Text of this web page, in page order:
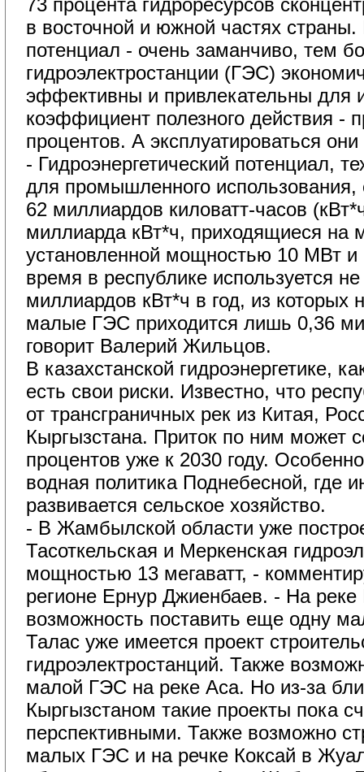
73 процента гидроресурсов
в восточной и южной частях страны.
потенциал - очень заманчиво, тем
гидроэлектростанции (ГЭС)
эффективны и привлекательны для
коэффициент полезного действия -
процентов. А эксплуатироваться
- Гидроэнергетический потенциал,
для промышленного использования,
62 миллиардов киловатт-часов
миллиарда кВт*ч, приходящиеся на
установленной мощностью 10 МВт
время в республике используется
миллиардов кВт*ч в год, из которых
малые ГЭС приходится лишь 0,36
говорит Валерий Жильцов.
В казахстанской гидроэнергетике,
есть свои риски. Известно, что
от трансграничных рек из Китая,
Кыргызстана. Приток по ним может
процентов уже к 2030 году.
водная политика Поднебесной, где
развивается сельское хозяйство.
- В Жамбылской области уже
Тасоткельская и Меркенская
мощностью 13 мегаватт, -
регионе Ернур Джиенбаев. - На
возможность поставить еще одну
Талас уже имеется проект
гидроэлектростанций. Также
малой ГЭС на реке Аса. Но из-за
Кыргызстаном такие проекты пока
перспективными. Также возможно
малых ГЭС и на речке Коксай в